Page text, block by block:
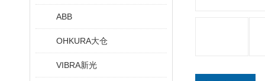
ABB
OHKURA大仓
VIBRA新光